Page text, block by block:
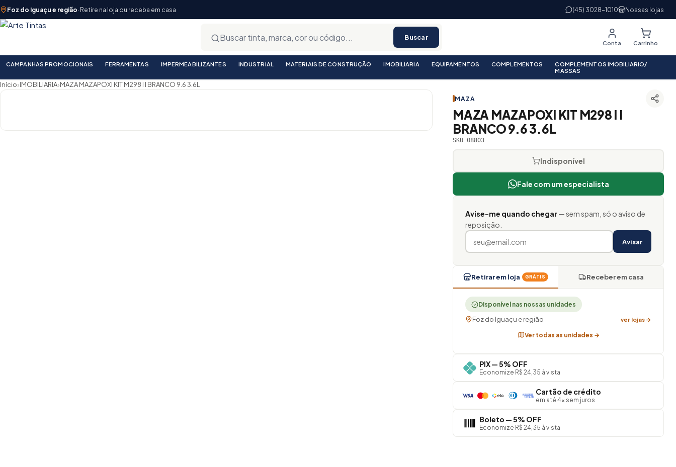
Foz do Iguaçu e região· Retire na loja ou receba em casa (45) 3028-1010 Nossas lojas
Buscar
Conta Carrinho
CAMPANHAS PROMOCIONAIS FERRAMENTAS IMPERMEABILIZANTES INDUSTRIAL MATERIAIS DE CONSTRUÇÃO IMOBILIARIA EQUIPAMENTOS COMPLEMENTOS
COMPLEMENTOS IMOBILIARIO/
MASSAS
Início›IMOBILIARIA›MAZA MAZAPOXI KIT M298 I I BRANCO 9.6 3.6L
MAZA
MAZA MAZAPOXI KIT M298 I I
BRANCO 9.6 3.6L
SKU 08803
Indisponível
Fale com um especialista
Avise-me quando chegar — sem spam, só o aviso de
reposição.
Avisar
Retirar em loja GRÁTIS Receber em casa
Disponível nas nossas unidades
Foz do Iguaçu e região ver lojas →
Ver todas as unidades →
PIX — 5% OFF
Economize R$ 24,35 à vista
Cartão de crédito
em até 4× sem juros
Boleto — 5% OFF
Economize R$ 24,35 à vista